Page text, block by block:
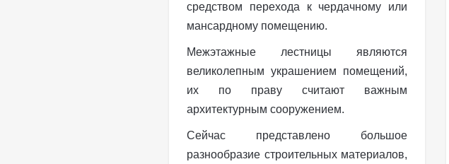
средством перехода к чердачному или
мансардному помещению.
Межэтажные лестницы являются
великолепным украшением помещений,
их по праву считают важным
архитектурным сооружением.
Сейчас представлено большое
разнообразие строительных материалов,